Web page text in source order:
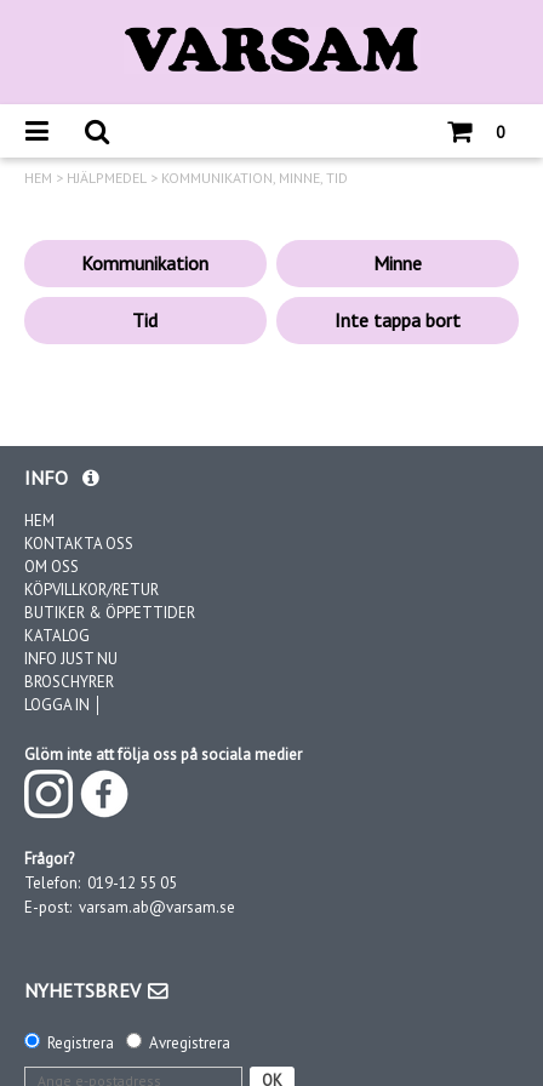
0
HEM > HJÄLPMEDEL > KOMMUNIKATION, MINNE, TID
Kommunikation Minne
Tid Inte tappa bort
INFO
HEM
KONTAKTA OSS
OM OSS
KÖPVILLKOR/RETUR
BUTIKER & ÖPPETTIDER
KATALOG
INFO JUST NU
BROSCHYRER
LOGGA IN │
Glöm inte att följa oss på sociala medier
Frågor?
Telefon: 019-12 55 05
E-post: varsam.ab@varsam.se
NYHETSBREV
Registrera
Avregistrera
OK